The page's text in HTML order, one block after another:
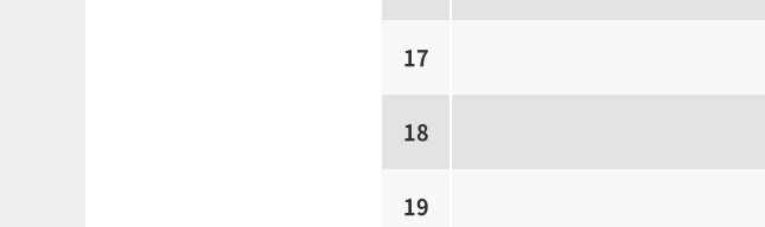
17
18
19